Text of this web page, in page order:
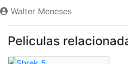
Walter Meneses
Peliculas